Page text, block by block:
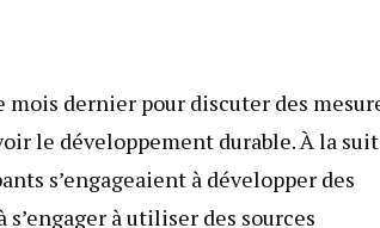
mois dernier pour discuter des
le développement durable. À la
s’engageaient à développer des
à utiliser des sources